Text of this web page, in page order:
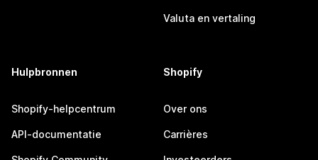
Valuta en vertaling
Hulpbronnen
Shopify-helpcentrum
API-documentatie
Shopify
Over ons
Carrières